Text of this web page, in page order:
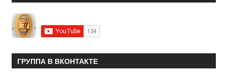
ГРУППА В ВКОНТАКТЕ